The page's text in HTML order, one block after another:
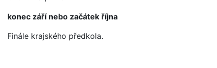
konec září nebo začátek října
Finále krajského předkola.